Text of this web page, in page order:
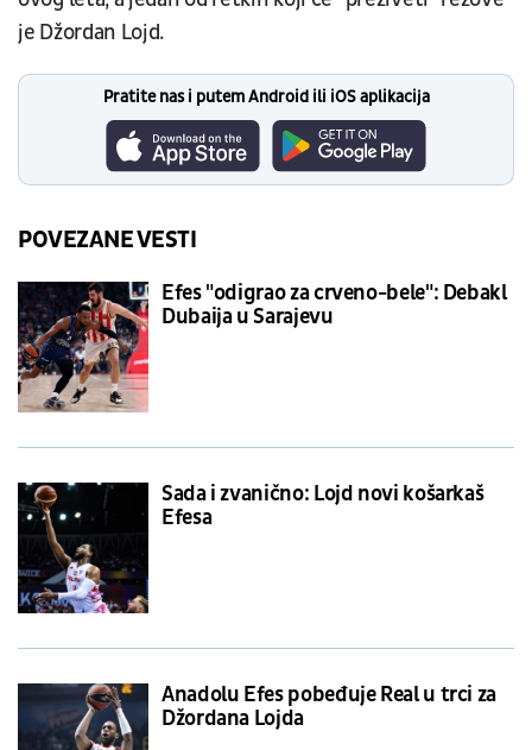
je Džordan Lojd.
Pratite nas i putem Android ili iOS aplikacija
POVEZANE VESTI
Efes "odigrao za crveno-bele": Debakl
Dubaija u Sarajevu
Sada i zvanično: Lojd novi košarkaš
Efesa
Anadolu Efes pobeđuje Real u trci za
Džordana Lojda